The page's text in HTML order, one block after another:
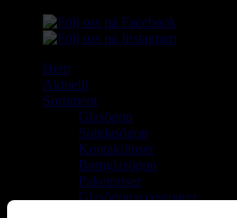
Hem
Aktuellt
Sortiment
Glasögon
Solglasögon
Kontaktlinser
Barnglasögon
Paketpriser
Glasögonaccessoarer